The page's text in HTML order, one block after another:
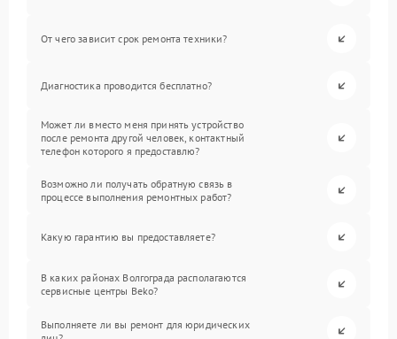
От чего зависит срок ремонта техники?
Диагностика проводится бесплатно?
Может ли вместо меня принять устройство
после ремонта другой человек, контактный
телефон которого я предоставлю?
Возможно ли получать обратную связь в
процессе выполнения ремонтных работ?
Какую гарантию вы предоставляете?
В каких районах Волгограда располагаются
сервисные центры Beko?
Выполняете ли вы ремонт для юридических